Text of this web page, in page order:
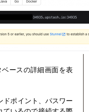
ースの詳細画面を表
ドポイント、パスワー